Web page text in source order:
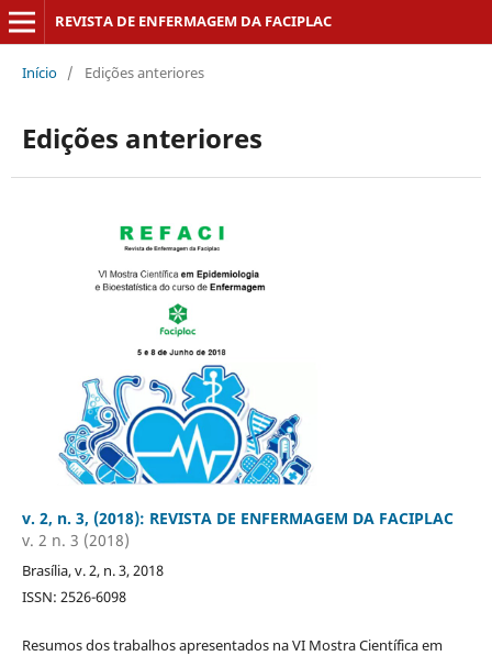
REVISTA DE ENFERMAGEM DA FACIPLAC
Início / Edições anteriores
Edições anteriores
v. 2, n. 3, (2018): REVISTA DE ENFERMAGEM DA FACIPLAC
v. 2 n. 3 (2018)
Brasília, v. 2, n. 3, 2018
ISSN: 2526-6098
Resumos dos trabalhos apresentados na VI Mostra Científica em